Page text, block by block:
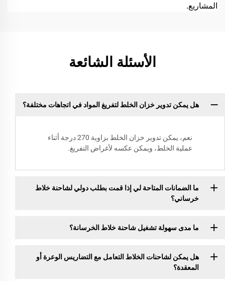
المشاريع.
الأسئلة الشائعة
هل يمكن تدوير خزان الخلط لتفريغ المواد في اتجاهات مختلفة؟
نعم، يمكن تدوير خزان الخلط بزاوية 270 درجة أثناء
عملية الخلط، ويمكن عكسه لأغراض التفريغ.
ما الضمانات المتاحة لي إذا قمت بطلب دولي لشاحنة خلاط
خرساني؟
ما مدى سهولة تشغيل شاحنة خلاط الخرسانة؟
هل يمكن لشاحنات الخلاط التعامل مع التضاريس الوعرة أو
المعقدة؟